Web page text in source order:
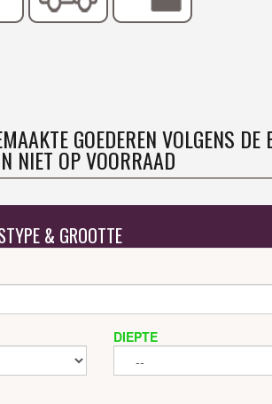
GOEDEREN VOLGENS DE
NIET OP VOORRAAD
& GROOTTE
DIEPTE